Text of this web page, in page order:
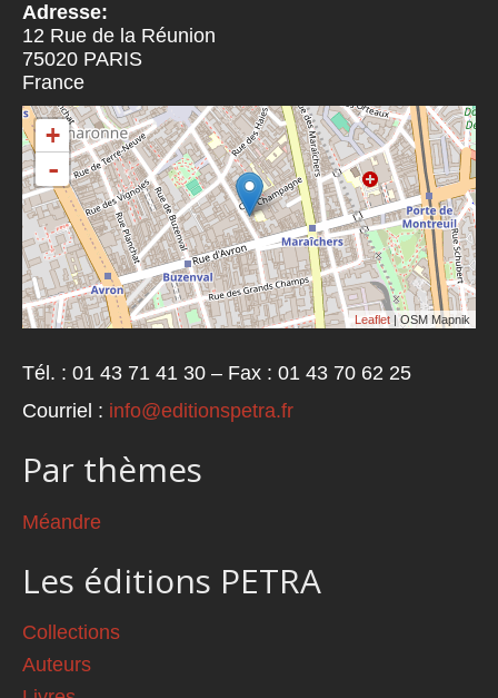
Adresse:
12 Rue de la Réunion
75020 PARIS
France
+
-
Leaflet | OSM Mapnik
Tél. : 01 43 71 41 30 – Fax : 01 43 70 62 25
Courriel : info@editionspetra.fr
Par thèmes
Méandre
Les éditions PETRA
Collections
Auteurs